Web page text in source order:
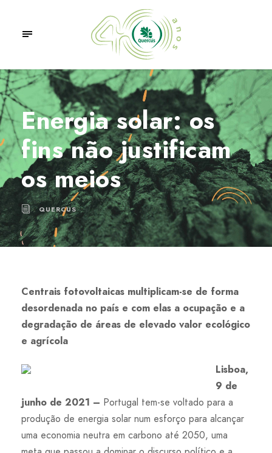
Energia solar: os
fins não justificam
os meios
QUERCUS
Centrais fotovoltaicas multiplicam-se de forma
desordenada no país e com elas a ocupação e a
degradação de áreas de elevado valor ecológico
e agrícola
Lisboa,
9 de
junho de 2021 – Portugal tem-se voltado para a
produção de energia solar num esforço para alcançar
uma economia neutra em carbono até 2050, uma